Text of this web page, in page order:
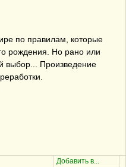
по правилам, которые
рождения. Но рано или
выбор... Произведение